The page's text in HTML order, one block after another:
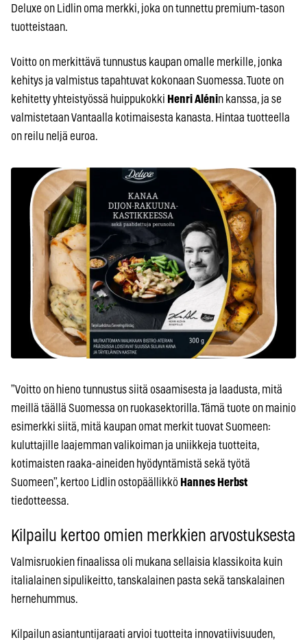
Deluxe on Lidlin oma merkki, joka on tunnettu premium-tason
tuotteistaan.
Voitto on merkittävä tunnustus kaupan omalle merkille, jonka
kehitys ja valmistus tapahtuvat kokonaan Suomessa. Tuote on
kehitetty yhteistyössä huippukokki Henri Alénin kanssa, ja se
valmistetaan Vantaalla kotimaisesta kanasta. Hintaa tuotteella
on reilu neljä euroa.
”Voitto on hieno tunnustus siitä osaamisesta ja laadusta, mitä
meillä täällä Suomessa on ruokasektorilla. Tämä tuote on mainio
esimerkki siitä, mitä kaupan omat merkit tuovat Suomeen:
kuluttajille laajemman valikoiman ja uniikkeja tuotteita,
kotimaisten raaka-aineiden hyödyntämistä sekä työtä
Suomeen”, kertoo Lidlin ostopäällikkö Hannes Herbst
tiedotteessa.
Kilpailu kertoo omien merkkien arvostuksesta
Valmisruokien finaalissa oli mukana sellaisia klassikoita kuin
italialainen sipulikeitto, tanskalainen pasta sekä tanskalainen
hernehummus.
Kilpailun asiantuntijaraati arvioi tuotteita innovatiivisuuden,